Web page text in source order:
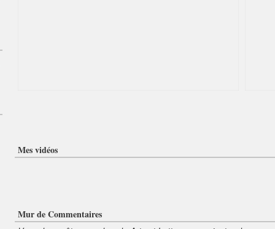
Mes vidéos
Mur de Commentaires